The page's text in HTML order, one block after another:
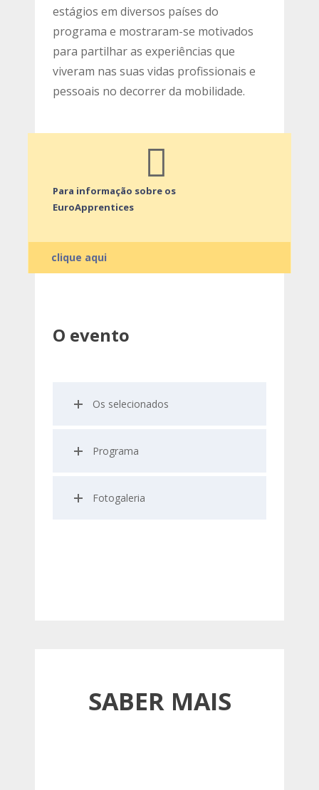
estágios em diversos países do
programa e mostraram-se motivados
para partilhar as experiências que
viveram nas suas vidas profissionais e
pessoais no decorrer da mobilidade.
Para informação sobre os
EuroApprentices
clique aqui
O evento
Os selecionados
Programa
Fotogaleria
SABER MAIS